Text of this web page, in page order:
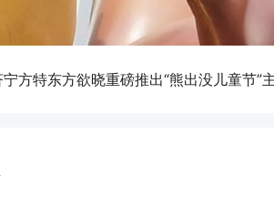
宁方特东方欲晓重磅推出“熊出没儿童节